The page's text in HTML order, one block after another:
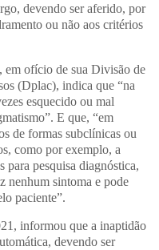
devendo ser aferido, por
ou não aos critérios
em ofício de sua Divisão de
(Dplac), indica que “na
esquecido ou mal
E que, “em
de formas subclínicas ou
como por exemplo, a
para pesquisa diagnóstica,
nenhum sintoma e pode
paciente”.
informou que a inaptidão
devendo ser